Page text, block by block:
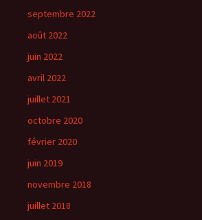
septembre 2022
août 2022
juin 2022
avril 2022
juillet 2021
octobre 2020
février 2020
juin 2019
novembre 2018
juillet 2018